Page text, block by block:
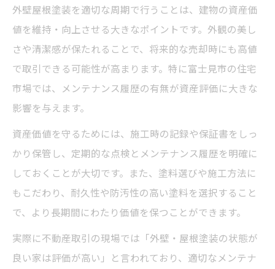
外壁屋根塗装を適切な周期で行うことは、建物の資産価
値を維持・向上させる大きなポイントです。外観の美し
さや清潔感が保たれることで、将来的な売却時にも高値
で取引できる可能性が高まります。特に富士見市の住宅
市場では、メンテナンス履歴の有無が資産評価に大きな
影響を与えます。
資産価値を守るためには、施工時の記録や保証書をしっ
かり保管し、定期的な点検とメンテナンス履歴を明確に
しておくことが大切です。また、塗料選びや施工方法に
もこだわり、耐久性や防汚性の高い塗料を選択すること
で、より長期間にわたり価値を保つことができます。
実際に不動産取引の現場では「外壁・屋根塗装の状態が
良い家は評価が高い」と言われており、適切なメンテナ